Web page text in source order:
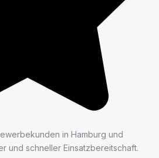
in Hamburg und
und schneller Einsatzbereitschaft.